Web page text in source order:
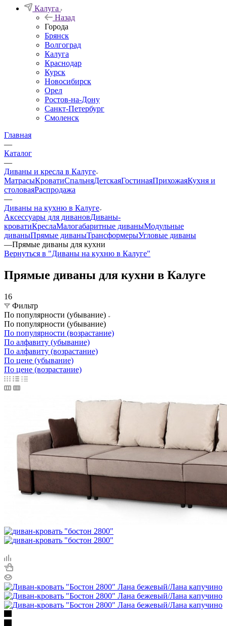
Калуга
Назад
Города
Брянск
Волгоград
Калуга
Краснодар
Курск
Новосибирск
Орел
Ростов-на-Дону
Санкт-Петербург
Смоленск
Главная
—
Каталог
—
Диваны и кресла в Калуге
МатрасыКроватиСпальняДетскаяГостинаяПрихожаяКухня и
столоваяРаспродажа
—
Диваны на кухню в Калуге
Аксессуары для дивановДиваны-
кроватиКреслаМалогабаритные диваныМодульные
диваныПрямые диваныТрансформерыУгловые диваны
—Прямые диваны для кухни
Вернуться в "Диваны на кухню в Калуге"
Прямые диваны для кухни в Калуге
16
Фильтр
По популярности (убывание)
По популярности (убывание)
По популярности (возрастание)
По алфавиту (убывание)
По алфавиту (возрастание)
По цене (убывание)
По цене (возрастание)